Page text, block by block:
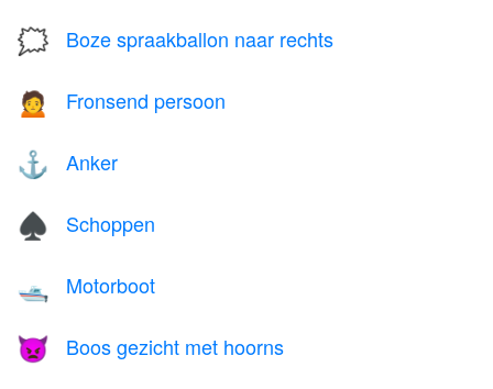
🗯️ Boze spraakballon naar rechts
🙍 Fronsend persoon
⚓ Anker
♠️ Schoppen
🛥️ Motorboot
👿 Boos gezicht met hoorns